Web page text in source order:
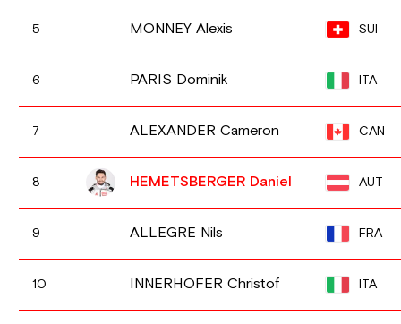
5 MONNEY Alexis SUI
6 PARIS Dominik ITA
7 ALEXANDER Cameron CAN
8 HEMETSBERGER Daniel AUT
9 ALLEGRE Nils FRA
10 INNERHOFER Christof ITA